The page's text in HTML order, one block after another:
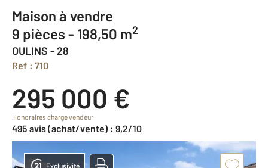
Maison à vendre
9 pièces - 198,50 m2
OULINS - 28
Ref : 710
295 000 €
Honoraires charge vendeur
495 avis (achat/vente) : 9,2/10
Exclusivité